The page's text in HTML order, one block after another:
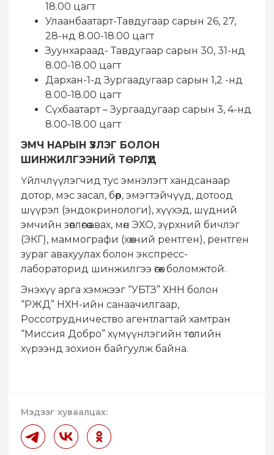
18.00 цагт
Улаанбаатарт-Тавдугаар сарын 26, 27,
28-нд 8.00-18.00 цагт
Зуунхараад- Тавдугаар сарын 30, 31-нд
8.00-18.00 цагт
Дархан-1-д Зургаадугаар сарын 1,2 -нд
8.00-18.00 цагт
Сүхбаатарт – Зургаадугаар сарын 3, 4-нд
8.00-18.00 цагт
ЭМЧ НАРЫН ҮЗЛЭГ БОЛОН
ШИНЖИЛГЭЭНИЙ ТӨРЛҮҮД
Үйлчлүүлэгчид тус эмнэлэгт хандсанаар
дотор, мэс засал, бөөр, эмэгтэйчүүд, дотоод
шүүрэл (эндокринологи), хүүхэд, шүдний
эмчийн зөвлөгөө авах, мөн ЭХО, зүрхний бичлэг
(ЭКГ), маммографи (хөхний рентген), рентген
зураг авахуулах болон экспресс-
лабораторид шинжилгээ өгөх боломжтой.
Энэхүү арга хэмжээг “УБТЗ” ХНН болон
“РЖД” НХН-ийн санаачилгаар,
Россотрудничество агентлагтай хамтран
“Миссия Добро” хүмүүнлэгийн төслийн
хүрээнд зохион байгуулж байна.
Мэдээг хуваалцах: